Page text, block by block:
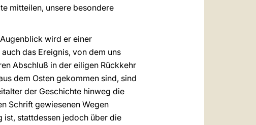
mitteilen, unsere besondere
wird er einer
das Ereignis, von dem uns
Abschluß in der eiligen Rückkehr
dem Osten gekommen sind, sind
der Geschichte hinweg die
Schrift gewiesenen Wegen
ist, stattdessen jedoch über die